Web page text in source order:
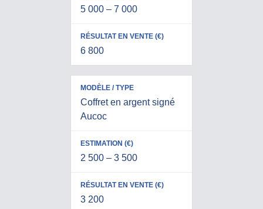
€
5 000 – 7 000
6 800
Coffret en argent signé
Aucoc
2 500 – 3 500
3 200